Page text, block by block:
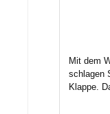
Mit dem
schlagen
Klappe.